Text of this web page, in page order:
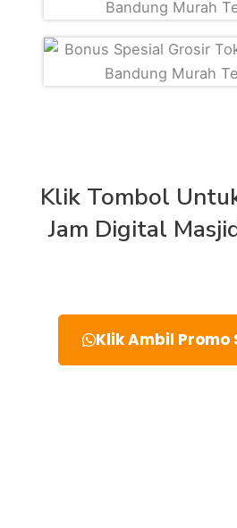
Klik Tombol
Jam Digital
Klik Ambil Promo